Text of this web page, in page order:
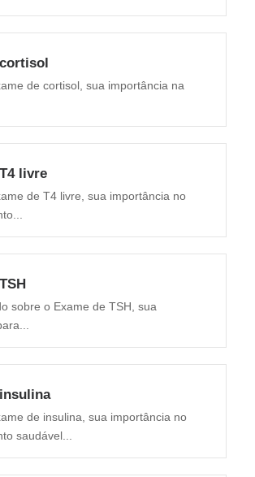
de cortisol, sua importância na
livre
de T4 livre, sua importância no
sobre o Exame de TSH, sua
de insulina, sua importância no
saudável...